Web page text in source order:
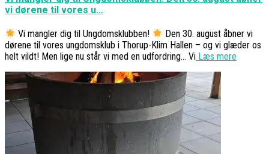
vi dørene til vores u…
Vi mangler dig til Ungdomsklubben!
Den 30. august åbner vi
dørene til vores ungdomsklub i Thorup-Klim Hallen – og vi glæder os
helt vildt! Men lige nu står vi med en udfordring… Vi Læs mere